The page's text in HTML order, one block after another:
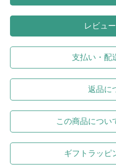
レビュ
支払い・配
返品に
この商品につい
ギフトラッピ